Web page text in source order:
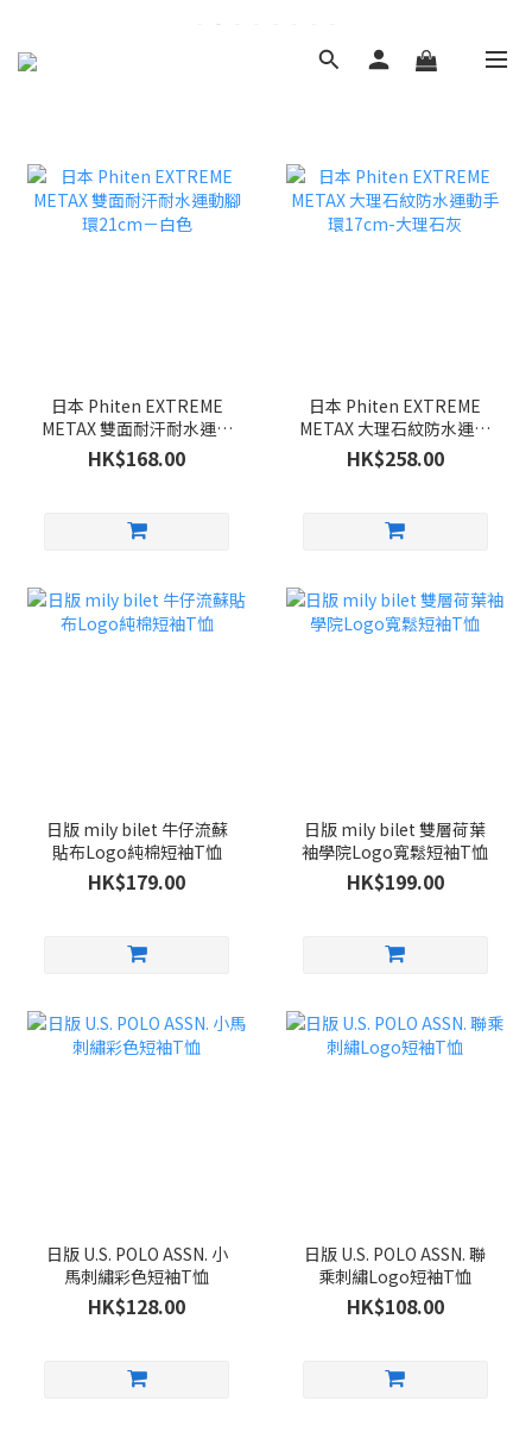
日本 Phiten EXTREME
METAX 雙面耐汗耐水運動
腳環21cm－白色
HK$168.00
日本 Phiten EXTREME
METAX 大理石紋防水運動
手環17cm-大理石灰
HK$258.00
日版 mily bilet 牛仔流蘇
貼布Logo純棉短袖T恤
HK$179.00
日版 mily bilet 雙層荷葉
袖學院Logo寬鬆短袖T恤
HK$199.00
日版 U.S. POLO ASSN. 小
馬刺繡彩色短袖T恤
HK$128.00
日版 U.S. POLO ASSN. 聯
乘刺繡Logo短袖T恤
HK$108.00